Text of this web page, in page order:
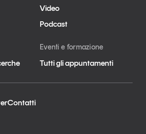
Video
Podcast
Eventi e formazione
Tutti gli appuntamenti
Contatti